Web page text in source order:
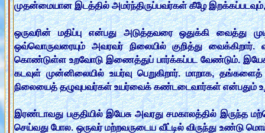
முதன்மையான இடத்தில் அமர்ந்திருப்பவர்கள் கீழே இறக்கப்படவும்,
ஒருவரின் மதிப்பு என்பது அடுத்தவரை ஒதுக்கி வைத்து
ஒவ்வொருவரையும் அவரவர் நிலையில் குறித்து
கொண்டுள்ள உறவோடு இணைத்துப் பார்க்கப்பட வேண்டும்.
கடவுள் முன்னிலையில் உயர்வு பெறுகிறார். மாறாக,
நிலையைத் தழுவுபவர்கள் உயர்வைக் கண்டடைவார்கள் என்பதும்
இரண்டாவது பகுதியில் இயேசு அவரது சமகாலத்தில் இருந்த
செய்வது போல. ஒருவர் மற்றவருடைய வீட்டில் விருந்து உண்டு